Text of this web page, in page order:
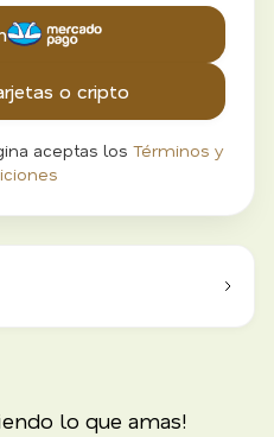
o cripto
aceptas los Términos y
lo que amas!